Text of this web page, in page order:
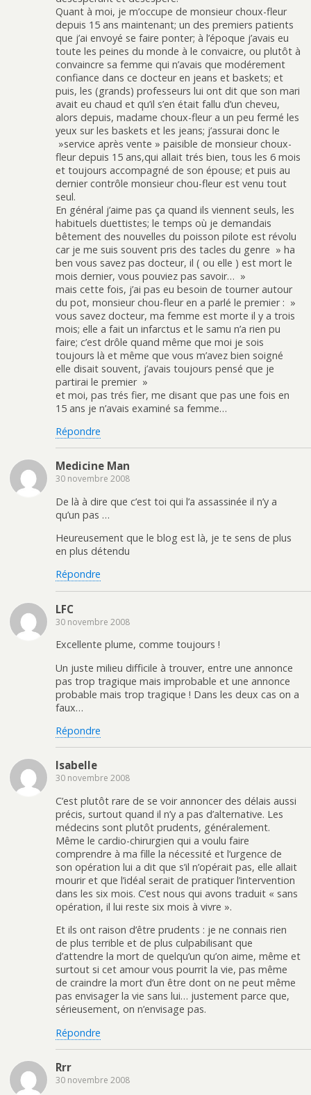
Quant à moi, je m’occupe de monsieur choux-fleur
depuis 15 ans maintenant; un des premiers patients
que j’ai envoyé se faire ponter; à l’époque j’avais eu
toute les peines du monde à le convaicre, ou plutôt à
convaincre sa femme qui n’avais que modérement
confiance dans ce docteur en jeans et baskets; et
puis, les (grands) professeurs lui ont dit que son mari
avait eu chaud et qu’il s’en était fallu d’un cheveu,
alors depuis, madame choux-fleur a un peu fermé les
yeux sur les baskets et les jeans; j’assurai donc le
»service après vente » paisible de monsieur choux-
fleur depuis 15 ans,qui allait trés bien, tous les 6 mois
et toujours accompagné de son épouse; et puis au
dernier contrôle monsieur chou-fleur est venu tout
seul.
En général j’aime pas ça quand ils viennent seuls, les
habituels duettistes; le temps où je demandais
bêtement des nouvelles du poisson pilote est révolu
car je me suis souvent pris des tacles du genre » ha
ben vous savez pas docteur, il ( ou elle ) est mort le
mois dernier, vous pouviez pas savoir… »
mais cette fois, j’ai pas eu besoin de tourner autour
du pot, monsieur chou-fleur en a parlé le premier : »
vous savez docteur, ma femme est morte il y a trois
mois; elle a fait un infarctus et le samu n’a rien pu
faire; c’est drôle quand même que moi je sois
toujours là et même que vous m’avez bien soigné
elle disait souvent, j’avais toujours pensé que je
partirai le premier »
et moi, pas trés fier, me disant que pas une fois en
15 ans je n’avais examiné sa femme…
Répondre
Medicine Man
30 novembre 2008
De là à dire que c’est toi qui l’a assassinée il n’y a
qu’un pas …
Heureusement que le blog est là, je te sens de plus
en plus détendu
Répondre
LFC
30 novembre 2008
Excellente plume, comme toujours !
Un juste milieu difficile à trouver, entre une annonce
pas trop tragique mais improbable et une annonce
probable mais trop tragique ! Dans les deux cas on a
faux…
Répondre
Isabelle
30 novembre 2008
C’est plutôt rare de se voir annoncer des délais aussi
précis, surtout quand il n’y a pas d’alternative. Les
médecins sont plutôt prudents, généralement.
Même le cardio-chirurgien qui a voulu faire
comprendre à ma fille la nécessité et l’urgence de
son opération lui a dit que s’il n’opérait pas, elle allait
mourir et que l’idéal serait de pratiquer l’intervention
dans les six mois. C’est nous qui avons traduit « sans
opération, il lui reste six mois à vivre ».
Et ils ont raison d’être prudents : je ne connais rien
de plus terrible et de plus culpabilisant que
d’attendre la mort de quelqu’un qu’on aime, même et
surtout si cet amour vous pourrit la vie, pas même
de craindre la mort d’un être dont on ne peut même
pas envisager la vie sans lui… justement parce que,
sérieusement, on n’envisage pas.
Répondre
Rrr
30 novembre 2008